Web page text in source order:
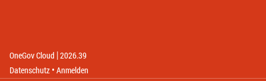
OneGov Cloud (External Link)
|2026.39
Datenschutz (External Link)
Anmelden